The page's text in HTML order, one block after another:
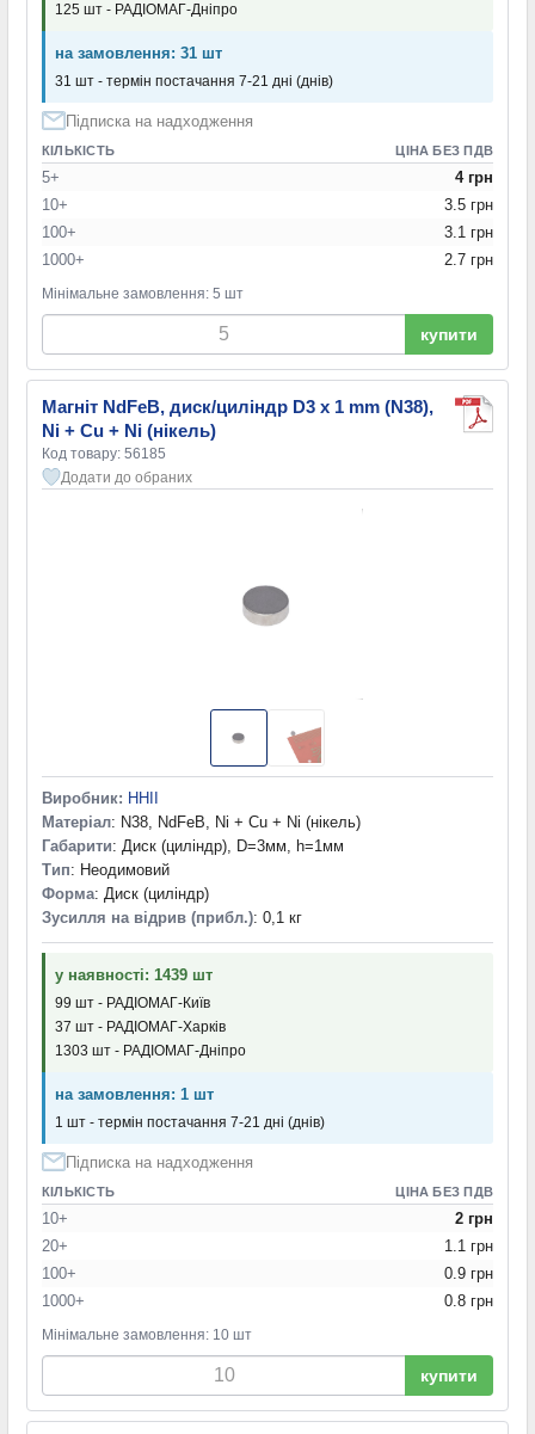
125 шт - РАДІОМАГ-Дніпро
на замовлення: 31 шт
31 шт - термін постачання 7-21 дні (днів)
Підписка на надходження
КІЛЬКІСТЬ ЦІНА БЕЗ ПДВ
5+
4 грн
10+
3.5 грн
100+
3.1 грн
1000+
2.7 грн
Мінімальне замовлення: 5 шт
купити
Магніт NdFeB, диск/циліндр D3 x 1 mm (N38),
Ni + Cu + Ni (нікель)
Код товару: 56185
Додати до обраних
Виробник: HHII
Матеріал: N38, NdFeB, Ni + Cu + Ni (нікель)
Габарити: Диск (циліндр), D=3мм, h=1мм
Тип: Неодимовий
Форма: Диск (циліндр)
Зусилля на відрив (прибл.): 0,1 кг
у наявності: 1439 шт
99 шт - РАДІОМАГ-Київ
37 шт - РАДІОМАГ-Харків
1303 шт - РАДІОМАГ-Дніпро
на замовлення: 1 шт
1 шт - термін постачання 7-21 дні (днів)
Підписка на надходження
КІЛЬКІСТЬ ЦІНА БЕЗ ПДВ
10+
2 грн
20+
1.1 грн
100+
0.9 грн
1000+
0.8 грн
Мінімальне замовлення: 10 шт
купити